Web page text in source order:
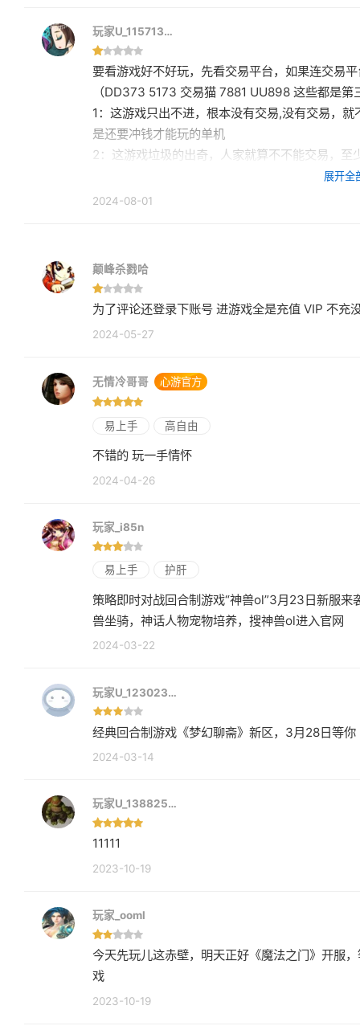
玩家U_115713…
要看游戏好不好玩，先看交易平台，如果连交易
（DD373 5173 交易猫 7881 UU898 这些都是第三方交易平台）
1：这游戏只出不进，根本没有交易,没有交易，
是还要冲钱才能玩的单机
2：这游戏垃圾的出奇，人家就算不不能交易，
3：工作室是有一点便宜都要占的，你这游戏连
展开全
2024-08-01
颠峰杀戮哈
为了评论还登录
2024-05-27
无情冷哥哥 心游官方
易上手 高自由
不错的 玩一手情怀
2024-04-26
玩家_i85n
易上手 护肝
策略即时对战回合制游戏“神兽ol”3月23日新服
兽坐骑，神话人物宠物培养，搜神兽ol进入官网
2024-03-22
玩家U_123023…
经典回合制游戏《梦幻聊斋》新区，3月28日等你
2024-03-14
玩家U_138825…
11111
2023-10-19
玩家_ooml
今天先玩儿这赤壁，明天正好《魔法之门》开服
戏
2023-10-19